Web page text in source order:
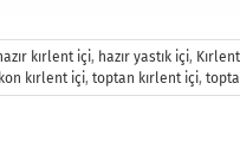
kırlent içi, hazır yastık içi,
kırlent içi, toptan kırlent içi,